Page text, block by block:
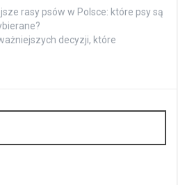
rasy psów w Polsce: które psy są
decyzji, które